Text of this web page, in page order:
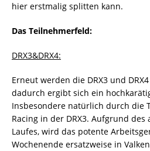
hier erstmalig splitten kann.
Das Teilnehmerfeld:
DRX3&DRX4:
Erneut werden die DRX3 und
dadurch ergibt sich ein
Insbesondere natürlich durch die
Racing in der DRX3. Aufgrund des
Laufes, wird das potente
Wochenende ersatzweise in